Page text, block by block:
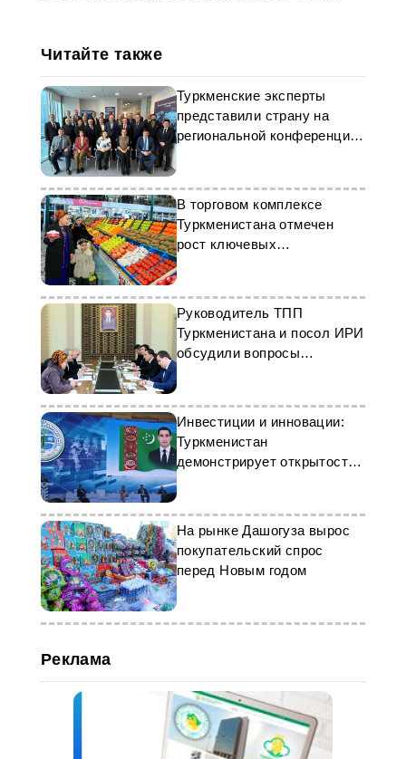
Читайте также
Туркменские эксперты
представили страну на
региональной конференции
В торговом комплексе
Туркменистана отмечен
рост ключевых
экономических показателей
Руководитель ТПП
Туркменистана и посол ИРИ
обсудили вопросы
сотрудничества
Инвестиции и инновации:
Туркменистан
демонстрирует открытость
и потенциал роста
На рынке Дашогуза вырос
покупательский спрос
перед Новым годом
Реклама